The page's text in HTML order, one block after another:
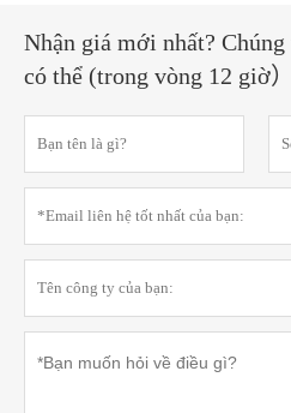
Nhận giá mới nhất?
có thể (trong vòng 12 giờ）